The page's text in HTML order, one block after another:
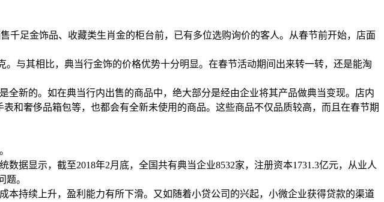
千足金饰品、收藏类生肖金的柜台前，已有多位选购询价的客人。从春节前开始，店面
与其相比，典当行金饰的价格优势十分明显。在春节活动期间出来转一转，还是能淘
新的。如在典当行内出售的商品中，绝大部分是经由企业将其产品做典当变现。店内
和奢侈品箱包等，也都会有全新未使用的商品。这些商品不仅品质较高，而且在春节期
据显示，截至2018年2月底，全国共有典当企业8532家，注册资本1731.3亿元，从业人
。
持续上升，盈利能力有所下滑。又如随着小贷公司的兴起，小微企业获得贷款的渠道